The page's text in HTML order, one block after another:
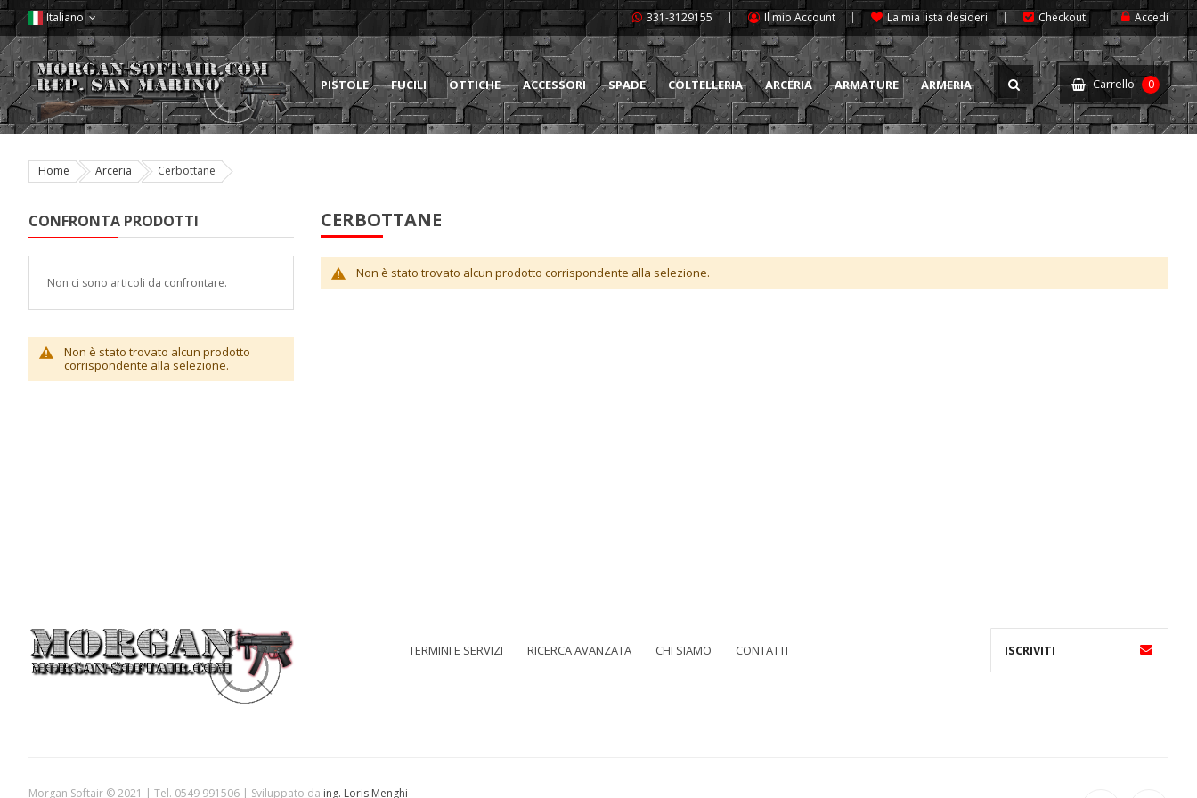
Italiano 331-3129155 Il mio Account La mia lista desideri Checkout Accedi
PISTOLE FUCILI OTTICHE ACCESSORI SPADE COLTELLERIA ARCERIA ARMATURE ARMERIA Carrello 0
Home Arceria Cerbottane
CERBOTTANE
Non è stato trovato alcun prodotto corrispondente alla selezione.
CONFRONTA PRODOTTI
Non ci sono articoli da confrontare.
Non è stato trovato alcun prodotto
corrispondente alla selezione.
TERMINI E SERVIZI RICERCA AVANZATA CHI SIAMO CONTATTI
Morgan Softair © 2021 | Tel. 0549 991506 | Sviluppato da ing. Loris Menghi